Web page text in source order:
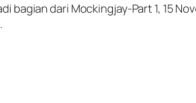
bagian dari Mockingjay-Part 1, 15